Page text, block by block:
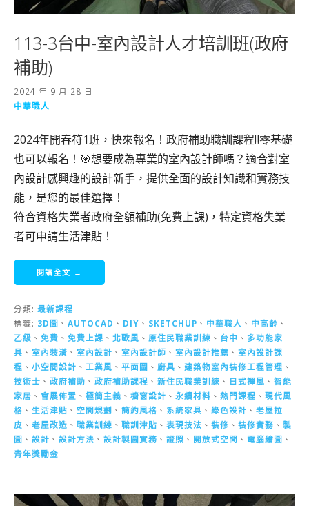
113-3台中-室內設計人才培訓班(政府
補助)
2024 年 9 月 28 日
中華職人
2024年開春符1班，快來報名！政府補助職訓課程‼️零基礎
也可以報名！🎯想要成為專業的室內設計師嗎？適合對室
內設計感興趣的設計新手，提供全面的設計知識和實務技
能，是您的最佳選擇！
符合資格失業者政府全額補助(免費上課)，特定資格失業
者可申請生活津貼！
閱讀全文 →
分類: 最新課程
標籤: 3D圖 、 AUTOCAD 、 DIY 、 SKETCHUP 、 中華職人 、 中高齡 、
乙級 、 免費 、 免費上課 、 北歐風 、 原住民職業訓練 、 台中 、 多功能家
具 、 室內裝潢 、 室內設計 、 室內設計師 、 室內設計推薦 、 室內設計課
程 、 小空間設計 、 工業風 、 平面圖 、 廚具 、 建築物室內裝修工程管理 、
技術士 、 政府補助 、 政府補助課程 、 新住民職業訓練 、 日式禪風 、 智能
家居 、 會展佈置 、 極簡主義 、 櫥窗設計 、 永續材料 、 熱門課程 、 現代風
格 、 生活津貼 、 空間規劃 、 簡約風格 、 系統家具 、 綠色設計 、 老屋拉
皮 、 老屋改造 、 職業訓練 、 職訓津貼 、 表現技法 、 裝修 、 裝修實務 、 製
圖 、 設計 、 設計方法 、 設計製圖實務 、 證照 、 開放式空間 、 電腦繪圖 、
青年獎勵金